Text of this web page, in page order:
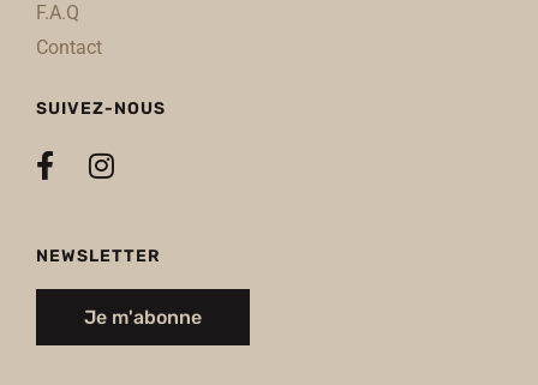
F.A.Q
Contact
SUIVEZ-NOUS
NEWSLETTER
Je m'abonne